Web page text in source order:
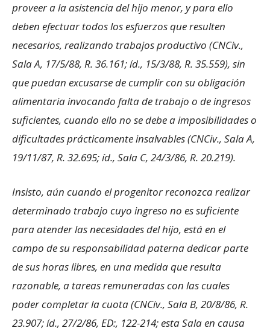
proveer a la asistencia del hijo menor, y para ello
deben efectuar todos los esfuerzos que resulten
necesarios, realizando trabajos productivo (CNCiv.,
Sala A, 17/5/88, R. 36.161; íd., 15/3/88, R. 35.559), sin
que puedan excusarse de cumplir con su obligación
alimentaria invocando falta de trabajo o de ingresos
suficientes, cuando ello no se debe a imposibilidades o
dificultades prácticamente insalvables (CNCiv., Sala A,
19/11/87, R. 32.695; íd., Sala C, 24/3/86, R. 20.219).
Insisto, aún cuando el progenitor reconozca realizar
determinado trabajo cuyo ingreso no es suficiente
para atender las necesidades del hijo, está en el
campo de su responsabilidad paterna dedicar parte
de sus horas libres, en una medida que resulta
razonable, a tareas remuneradas con las cuales
poder completar la cuota (CNCiv., Sala B, 20/8/86, R.
23.907; íd., 27/2/86, ED:, 122-214; esta Sala en causa